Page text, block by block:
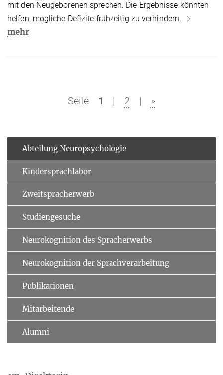
mit den Neugeborenen sprechen. Die Ergebnisse könnten
helfen, mögliche Defizite frühzeitig zu verhindern.
mehr
Seite 1 | 2 | »
Abteilung Neuropsychologie
Kindersprachlabor
Zweitspracherwerb
Studiengesuche
Neurokognition des Spracherwerbs
Neurokognition der Sprachver­arbeitung
Publikationen
Mitarbeitende
Alumni